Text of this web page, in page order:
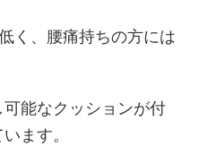
く、腰痛持ちの方には
能なクッションが付
ます。